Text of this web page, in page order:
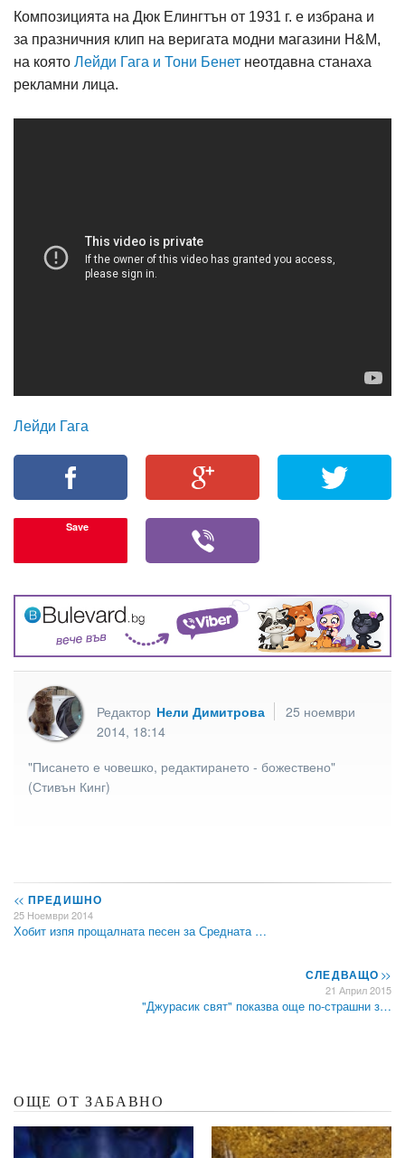
Композицията на Дюк Елингтън от 1931 г. е избрана и
за празничния клип на веригата модни магазини H&M,
на която Лейди Гага и Тони Бенет неотдавна станаха
рекламни лица.
Лейди Гага
Save
Редактор Нели Димитрова
25 ноември
2014, 18:14
"Писането е човешко, редактирането - божествено"
(Стивън Кинг)
<< ПРЕДИШНО
25 Ноември 2014
Хобит изпя прощалната песен за Средната …
СЛЕДВАЩО>>
21 Април 2015
"Джурасик свят" показва още по-страшни з…
ОЩЕ ОТ ЗАБАВНО